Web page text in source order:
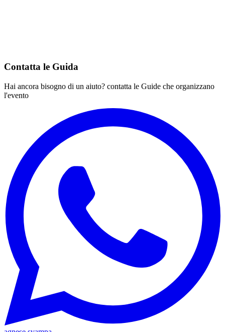
Contatta le Guida
Hai ancora bisogno di un aiuto? contatta le Guide che organizzano
l'evento